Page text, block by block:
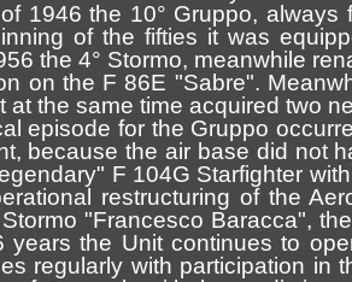
1946 the 10° Gruppo,
of the fifties it was
the 4° Stormo, meanwhile
on the F 86E "Sabre".
at the same time acquired two
episode for the Gruppo
because the air base did not
F 104G Starfighter
restructuring of the
"Francesco Baracca",
years the Unit continues to
regularly with participation in